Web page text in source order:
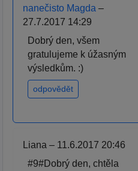
nanečisto Magda –
27.7.2017 14:29
Dobrý den, všem
gratulujeme k úžasným
výsledkům. :)
odpovědět
Liana – 11.6.2017 20:46
#9#Dobrý den, chtěla